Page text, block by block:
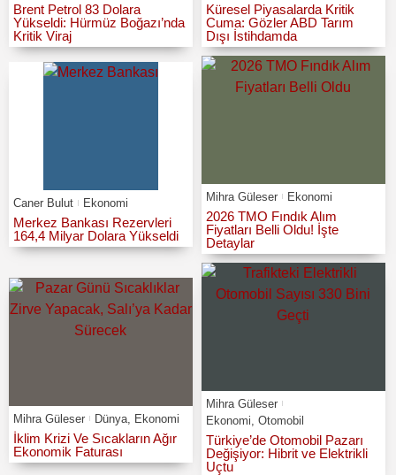
Brent Petrol 83 Dolara
Yükseldi: Hürmüz Boğazı’nda
Kritik Viraj
Küresel Piyasalarda Kritik
Cuma: Gözler ABD Tarım
Dışı İstihdamda
Caner Bulut Ekonomi
Merkez Bankası Rezervleri
164,4 Milyar Dolara Yükseldi
Mihra Güleser Ekonomi
2026 TMO Fındık Alım
Fiyatları Belli Oldu! İşte
Detaylar
Mihra Güleser Dünya Ekonomi
İklim Krizi Ve Sıcakların Ağır
Ekonomik Faturası
Mihra Güleser
Ekonomi Otomobil
Türkiye’de Otomobil Pazarı
Değişiyor: Hibrit ve Elektrikli
Uçtu